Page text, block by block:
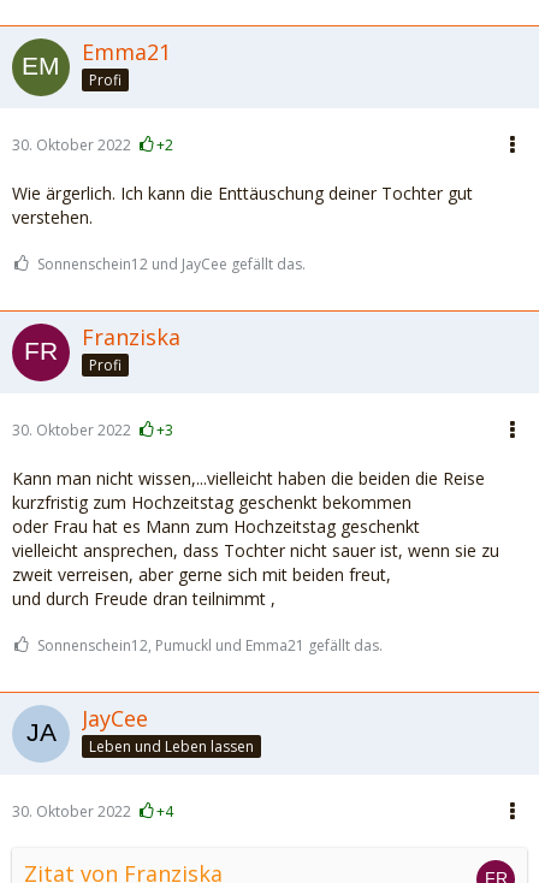
Emma21
Profi
30. Oktober 2022 +2
Wie ärgerlich. Ich kann die Enttäuschung deiner Tochter gut
verstehen.
Sonnenschein12 und JayCee gefällt das.
Franziska
Profi
30. Oktober 2022 +3
Kann man nicht wissen,...vielleicht haben die beiden die Reise
kurzfristig zum Hochzeitstag geschenkt bekommen
oder Frau hat es Mann zum Hochzeitstag geschenkt
vielleicht ansprechen, dass Tochter nicht sauer ist, wenn sie zu
zweit verreisen, aber gerne sich mit beiden freut,
und durch Freude dran teilnimmt ,
Sonnenschein12, Pumuckl und Emma21 gefällt das.
JayCee
Leben und Leben lassen
30. Oktober 2022 +4
Zitat von Franziska